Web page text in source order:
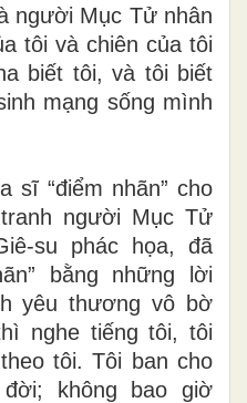
người Mục Tử nhân
tôi và chiên của tôi
biết tôi, và tôi biết
mạng sống mình
sĩ “điểm nhãn” cho
người Mục Tử
su phác họa, đã
bằng những lời
yêu thương vô bờ
nghe tiếng tôi, tôi
tôi. Tôi ban cho
không bao giờ